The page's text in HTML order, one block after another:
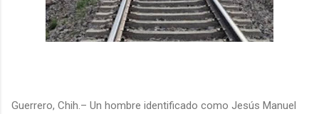
Guerrero, Chih.– Un hombre identificado como Jesús Manuel